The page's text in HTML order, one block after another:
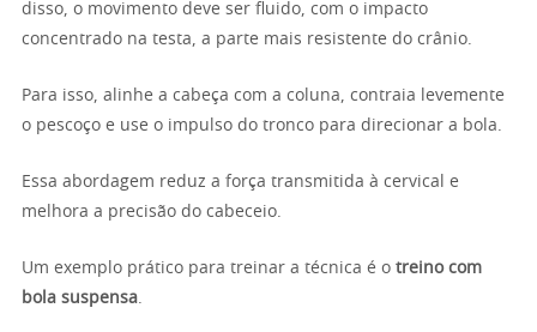
disso, o movimento deve ser fluido, com o impacto
concentrado na testa, a parte mais resistente do crânio.
Para isso, alinhe a cabeça com a coluna, contraia levemente
o pescoço e use o impulso do tronco para direcionar a bola.
Essa abordagem reduz a força transmitida à cervical e
melhora a precisão do cabeceio.
Um exemplo prático para treinar a técnica é o treino com
bola suspensa.